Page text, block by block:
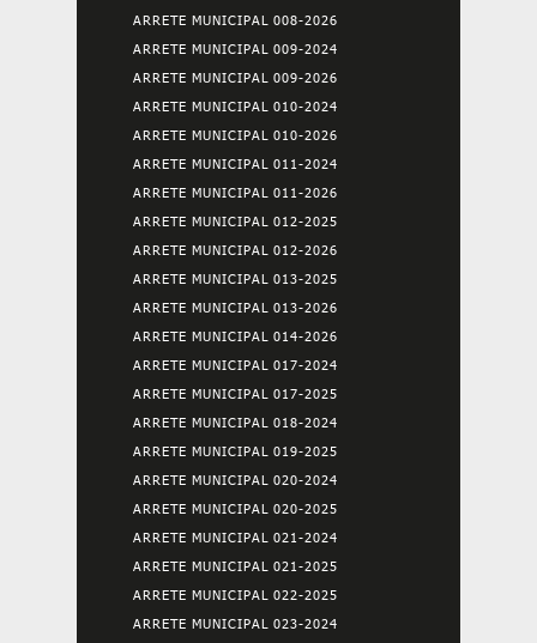
ARRETE MUNICIPAL 008-2026
ARRETE MUNICIPAL 009-2024
ARRETE MUNICIPAL 009-2026
ARRETE MUNICIPAL 010-2024
ARRETE MUNICIPAL 010-2026
ARRETE MUNICIPAL 011-2024
ARRETE MUNICIPAL 011-2026
ARRETE MUNICIPAL 012-2025
ARRETE MUNICIPAL 012-2026
ARRETE MUNICIPAL 013-2025
ARRETE MUNICIPAL 013-2026
ARRETE MUNICIPAL 014-2026
ARRETE MUNICIPAL 017-2024
ARRETE MUNICIPAL 017-2025
ARRETE MUNICIPAL 018-2024
ARRETE MUNICIPAL 019-2025
ARRETE MUNICIPAL 020-2024
ARRETE MUNICIPAL 020-2025
ARRETE MUNICIPAL 021-2024
ARRETE MUNICIPAL 021-2025
ARRETE MUNICIPAL 022-2025
ARRETE MUNICIPAL 023-2024